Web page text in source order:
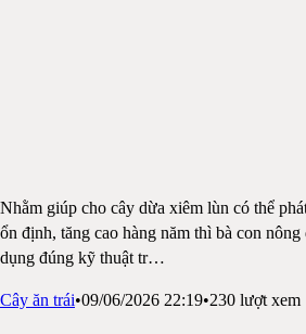
Nhằm giúp cho cây dừa xiêm lùn có thể
ổn định, tăng cao hàng năm thì bà con
dụng đúng kỹ thuật tr…
Cây ăn trái•09/06/2026 22:19•230 lượt xem